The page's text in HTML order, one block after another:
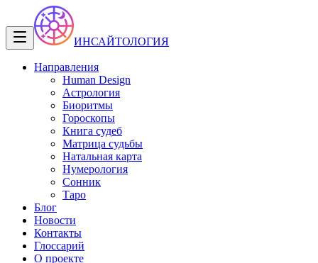
ИНСАЙТОЛОГИЯ
Направления
Human Design
Астрология
Биоритмы
Гороскопы
Книга судеб
Матрица судьбы
Натальная карта
Нумерология
Сонник
Таро
Блог
Новости
Контакты
Глоссарий
О проекте